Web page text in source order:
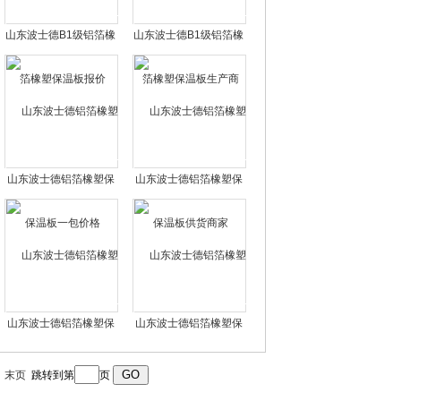
山东波士德B1级铝箔橡
塑保温板报价
山东波士德B1级铝箔橡
塑保温板生产商
山东波士德铝箔橡塑保
温板一包价格
山东波士德铝箔橡塑保
温板供货商家
山东波士德铝箔橡塑保
山东波士德铝箔橡塑保
末页跳转到第 页